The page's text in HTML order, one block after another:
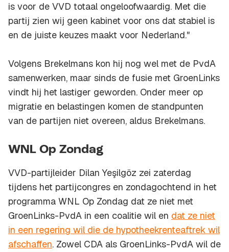
is voor de VVD totaal ongeloofwaardig. Met die
partij zien wij geen kabinet voor ons dat stabiel is
en de juiste keuzes maakt voor Nederland."
Volgens Brekelmans kon hij nog wel met de PvdA
samenwerken, maar sinds de fusie met GroenLinks
vindt hij het lastiger geworden. Onder meer op
migratie en belastingen komen de standpunten
van de partijen niet overeen, aldus Brekelmans.
WNL Op Zondag
VVD-partijleider Dilan Yeşilgöz zei zaterdag
tijdens het partijcongres en zondagochtend in het
programma WNL Op Zondag dat ze niet met
GroenLinks-PvdA in een coalitie wil en dat ze niet
in een regering wil die de hypotheekrenteaftrek wil
afschaffen. Zowel CDA als GroenLinks-PvdA wil de